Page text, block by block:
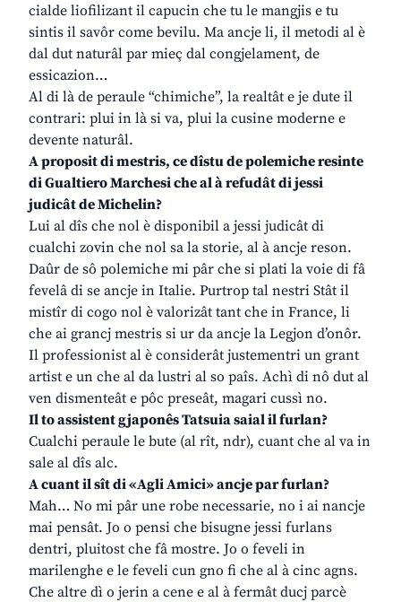
cialde liofilizant il capucin che tu le mangjis e tu
sintis il savôr come bevilu. Ma ancje li, il metodi al è
dal dut naturâl par mieç dal congjelament, de
essicazion…
Al di là de peraule “chimiche”, la realtât e je dute il
contrari: plui in là si va, plui la cusine moderne e
devente naturâl.
A proposit di mestris, ce dîstu de polemiche resinte
di Gualtiero Marchesi che al à refudât di jessi
judicât de Michelin?
Lui al dîs che nol è disponibil a jessi judicât di
cualchi zovin che nol sa la storie, al à ancje reson.
Daûr de sô polemiche mi pâr che si plati la voie di fâ
fevelâ di se ancje in Italie. Purtrop tal nestri Stât il
mistîr di cogo nol è valorizât tant che in France, li
che ai grancj mestris si ur da ancje la Legjon d’onôr.
Il professionist al è considerât justementri un grant
artist e un che al da lustri al so paîs. Achì di nô dut al
ven dismenteât e pôc preseât, magari cussì no.
Il to assistent gjaponês Tatsuia saial il furlan?
Cualchi peraule le bute (al rît, ndr), cuant che al va in
sale al dîs alc.
A cuant il sît di «Agli Amici» ancje par furlan?
Mah… No mi pâr une robe necessarie, no i ai nancje
mai pensât. Jo o pensi che bisugne jessi furlans
dentri, pluitost che fâ mostre. Jo o feveli in
marilenghe e le feveli cun gno fi che al à cinc agns.
Che altre dì o jerin a cene e al à fermât ducj parcè